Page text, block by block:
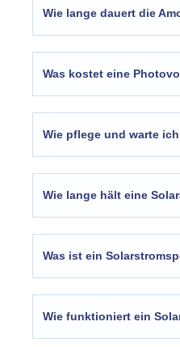
Wie lange dauert die
Was kostet eine
Wie pflege und warte
Wie lange hält eine
Was ist ein
Wie funktioniert ein